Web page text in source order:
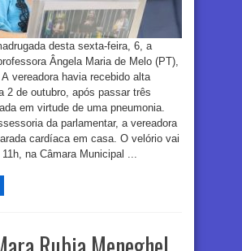
desta sexta-feira, 6, a
Ângela Maria de Melo (PT),
vereadora havia recebido alta
2 de outubro, após passar três
em virtude de uma pneumonia.
da parlamentar, a vereadora
cardíaca em casa. O velório vai
na Câmara Municipal ...